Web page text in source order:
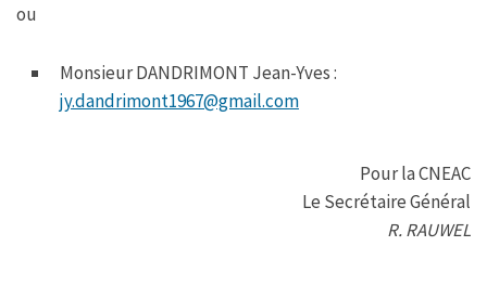
ou
Monsieur DANDRIMONT Jean-Yves :
jy.dandrimont1967@gmail.com
Pour la CNEAC
Le Secrétaire Général
R. RAUWEL